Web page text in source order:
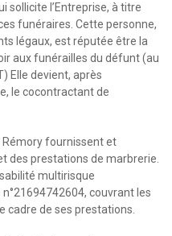
sollicite l’Entreprise, à titre
funéraires. Cette personne,
légaux, est réputée être la
aux funérailles du défunt (au
Elle devient, après
le cocontractant de
Rémory fournissent et
des prestations de marbrerie.
multirisque
couvrant les
cadre de ses prestations.